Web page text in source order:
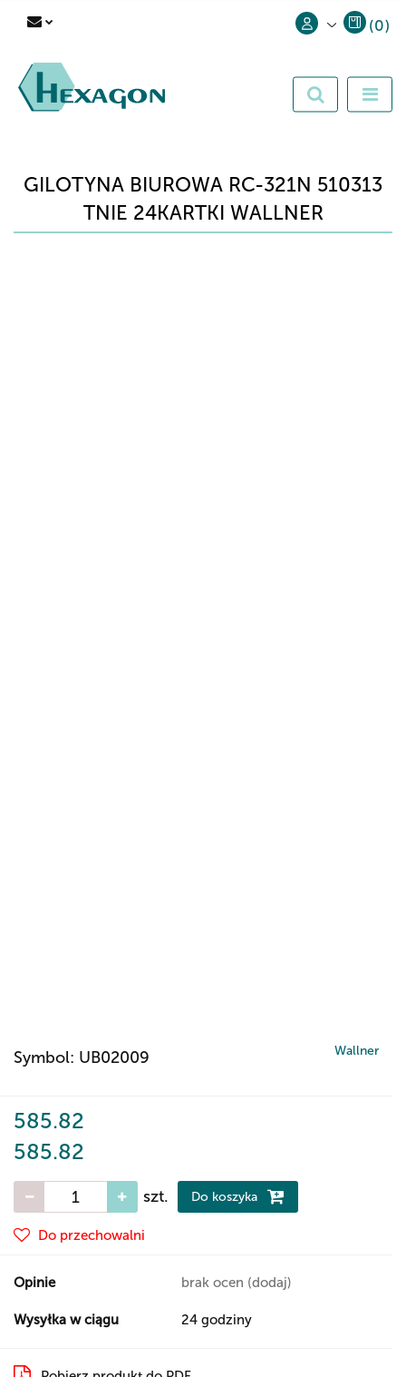
Zarejestruj się
(0)
GILOTYNA BIUROWA RC-321N 510313
TNIE 24KARTKI WALLNER
Symbol: UB02009 Wallner
585.82
585.82
szt. Do koszyka
Do przechowalni
Opinie brak ocen (dodaj)
Wysyłka w ciągu 24 godziny